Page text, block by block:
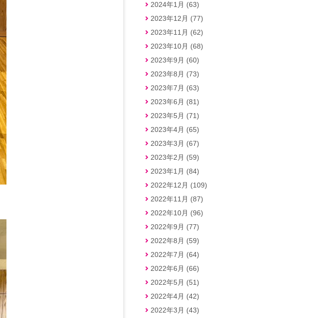
2024年1月 (63)
2023年12月 (77)
2023年11月 (62)
2023年10月 (68)
2023年9月 (60)
2023年8月 (73)
2023年7月 (63)
2023年6月 (81)
2023年5月 (71)
2023年4月 (65)
2023年3月 (67)
2023年2月 (59)
2023年1月 (84)
2022年12月 (109)
2022年11月 (87)
2022年10月 (96)
2022年9月 (77)
2022年8月 (59)
2022年7月 (64)
2022年6月 (66)
2022年5月 (51)
2022年4月 (42)
2022年3月 (43)